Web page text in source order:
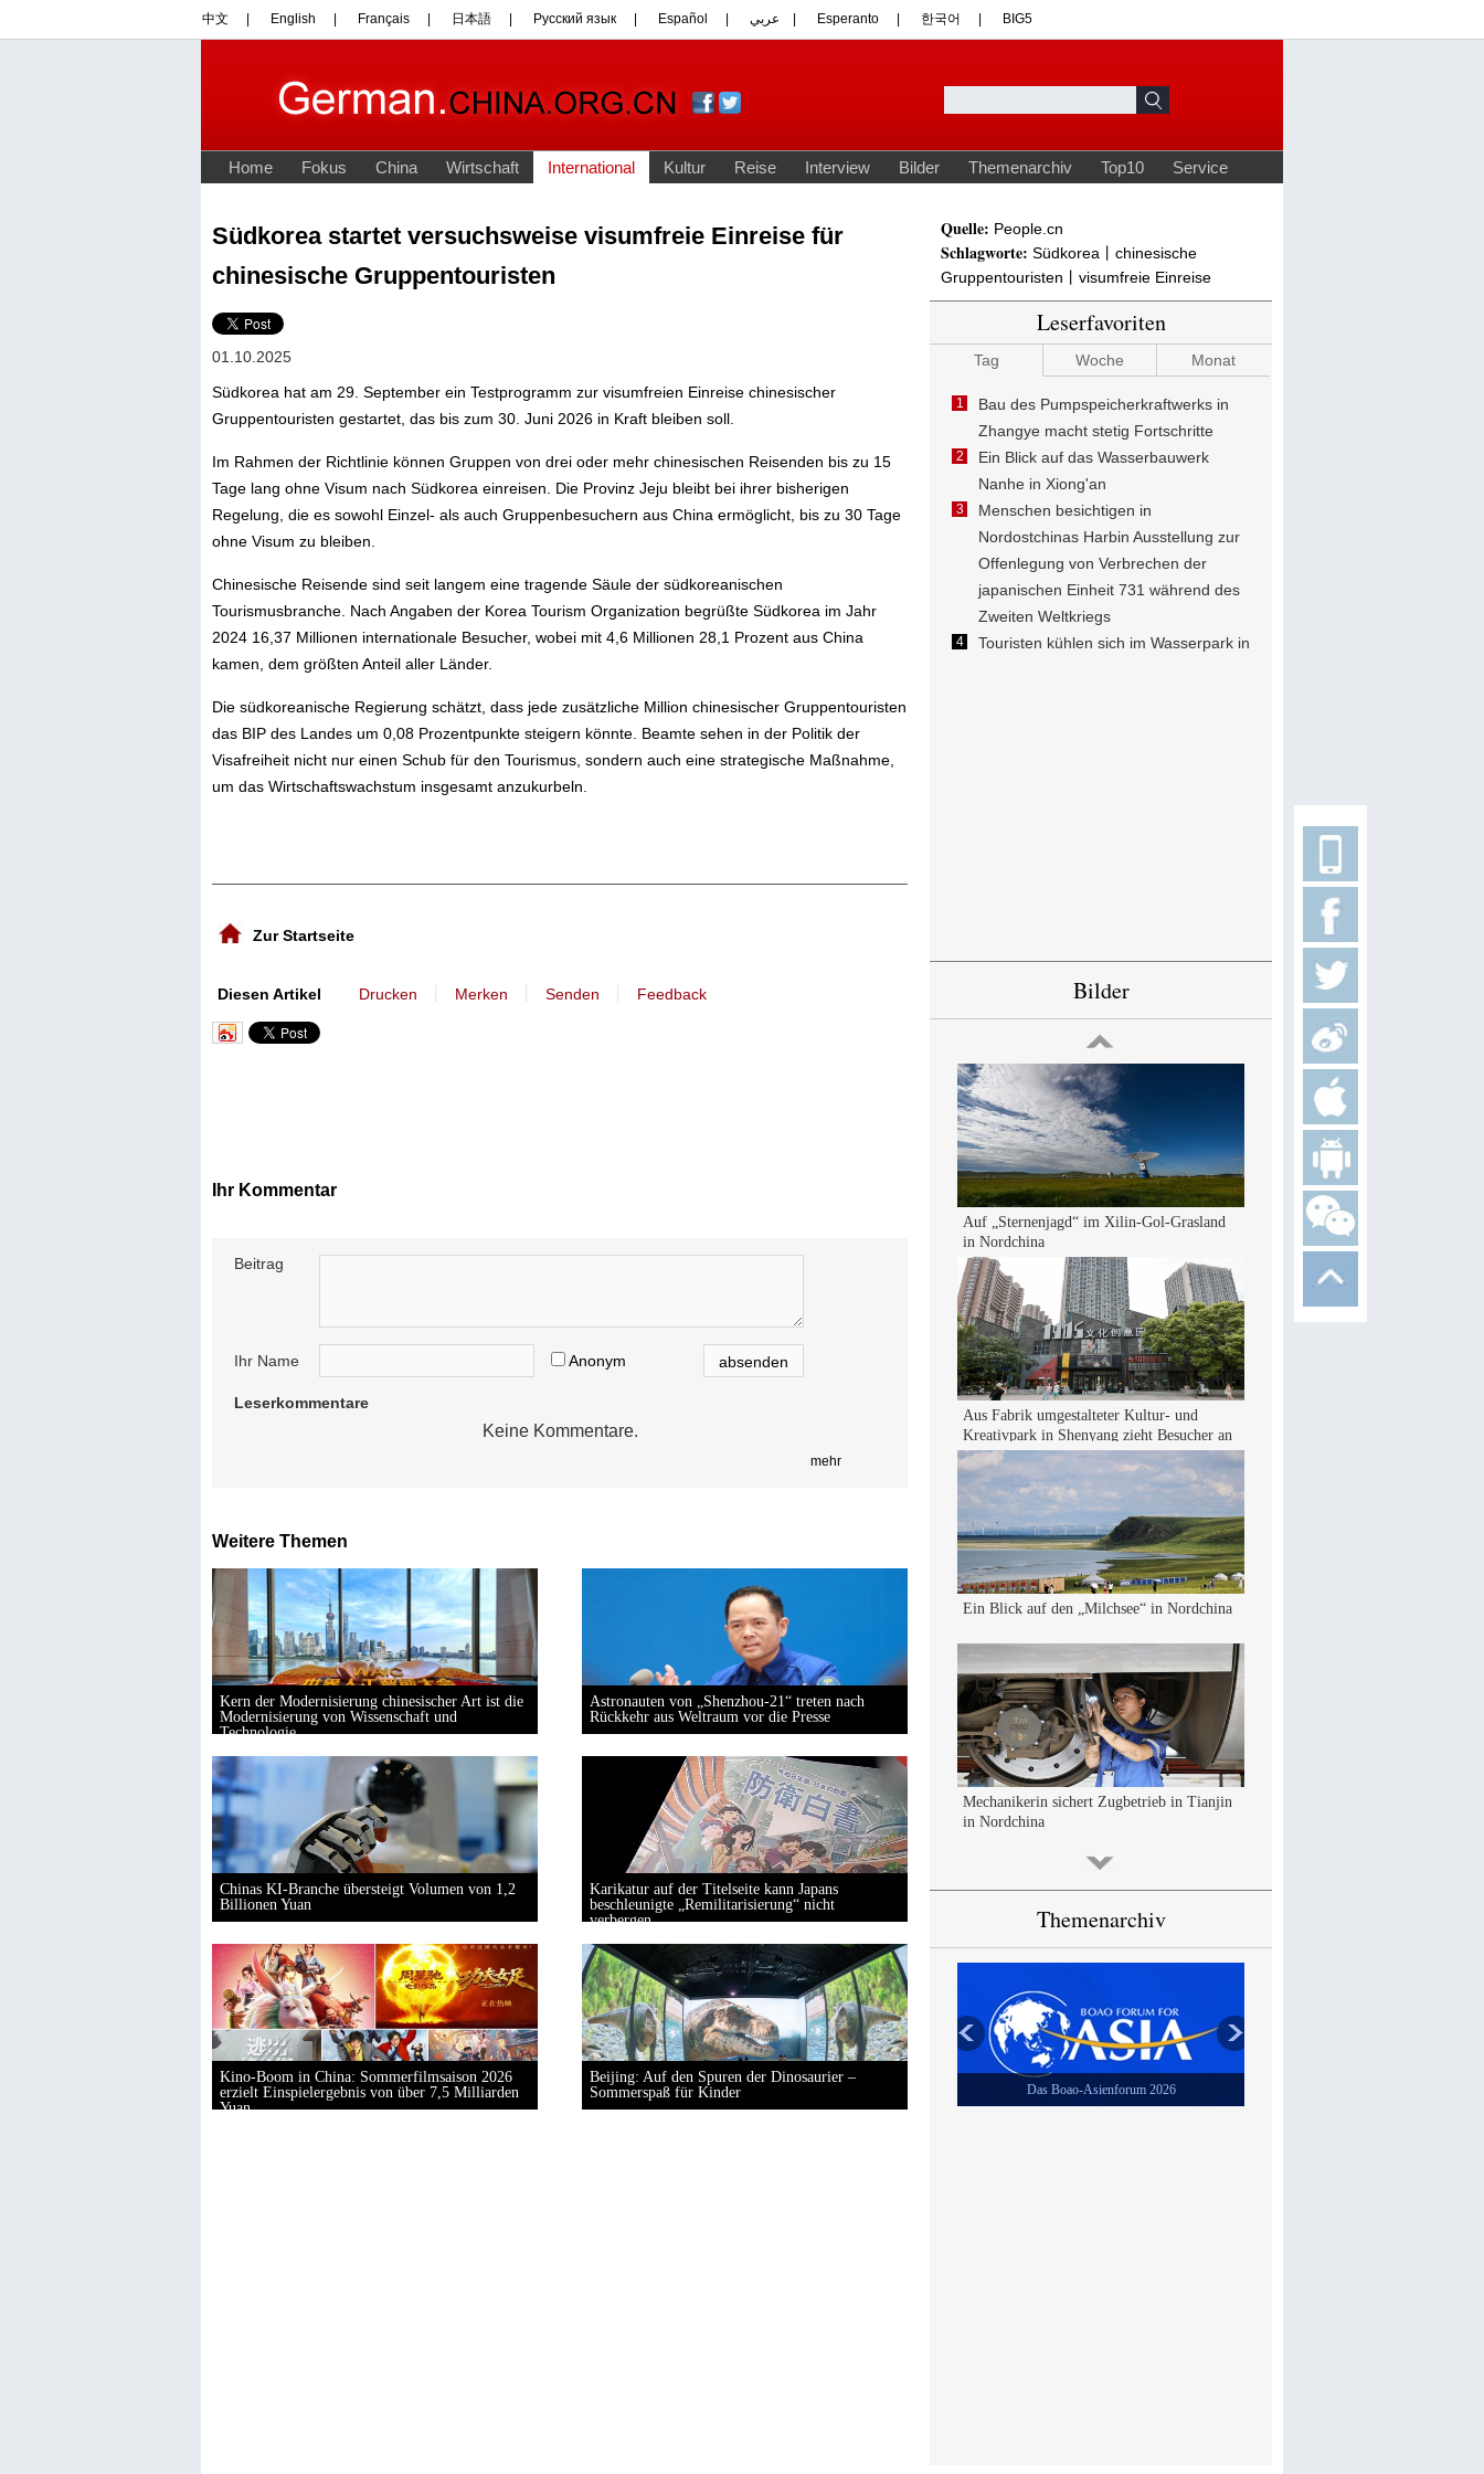
Südkorea startet versuchsweise visumfreie Einreise für
chinesische Gruppentouristen
01.10.2025
Südkorea hat am 29. September ein Testprogramm zur visumfreien Einreise chinesischer
Gruppentouristen gestartet, das bis zum 30. Juni 2026 in Kraft bleiben soll.
Im Rahmen der Richtlinie können Gruppen von drei oder mehr chinesischen Reisenden bis zu 15
Tage lang ohne Visum nach Südkorea einreisen. Die Provinz Jeju bleibt bei ihrer bisherigen
Regelung, die es sowohl Einzel- als auch Gruppenbesuchern aus China ermöglicht, bis zu 30 Tage
ohne Visum zu bleiben.
Chinesische Reisende sind seit langem eine tragende Säule der südkoreanischen
Tourismusbranche. Nach Angaben der Korea Tourism Organization begrüßte Südkorea im Jahr
2024 16,37 Millionen internationale Besucher, wobei mit 4,6 Millionen 28,1 Prozent aus China
kamen, dem größten Anteil aller Länder.
Die südkoreanische Regierung schätzt, dass jede zusätzliche Million chinesischer Gruppentouristen
das BIP des Landes um 0,08 Prozentpunkte steigern könnte. Beamte sehen in der Politik der
Visafreiheit nicht nur einen Schub für den Tourismus, sondern auch eine strategische Maßnahme,
um das Wirtschaftswachstum insgesamt anzukurbeln.
Zur Startseite
Diesen Artikel Drucken Merken Senden Feedback
Ihr Kommentar
Beitrag
Ihr Name Anonym
Leserkommentare
Keine Kommentare.
mehr
Quelle: People.cn
Schlagworte: Südkorea丨chinesische
Gruppentouristen丨visumfreie Einreise